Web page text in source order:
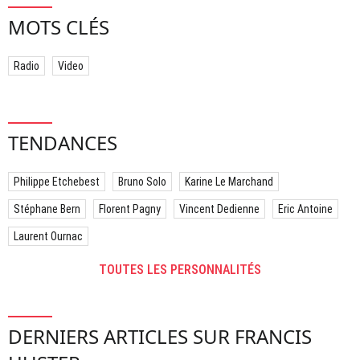
MOTS CLÉS
Radio Video
TENDANCES
Philippe Etchebest Bruno Solo Karine Le Marchand
Stéphane Bern Florent Pagny Vincent Dedienne Eric Antoine
Laurent Ournac
TOUTES LES PERSONNALITÉS
DERNIERS ARTICLES SUR FRANCIS